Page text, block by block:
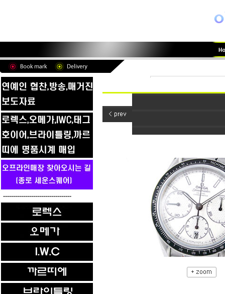
----------------------------------